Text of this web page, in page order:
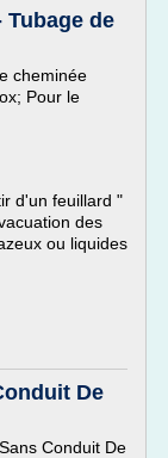
Tubage de
cheminée
Pour le
d'un feuillard "
des
ou liquides
De
Conduit De